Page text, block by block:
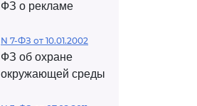
ФЗ о рекламе
N 7-ФЗ от 10.01.2002
ФЗ об охране
окружающей среды